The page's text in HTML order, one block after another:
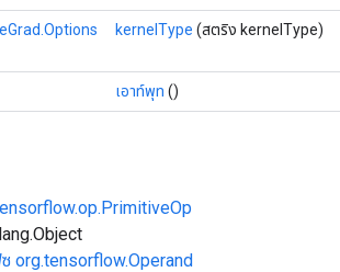
kernelType (สตริง kernelType)
เอาท์พุท ()
ซ org.tensorflow.Operand